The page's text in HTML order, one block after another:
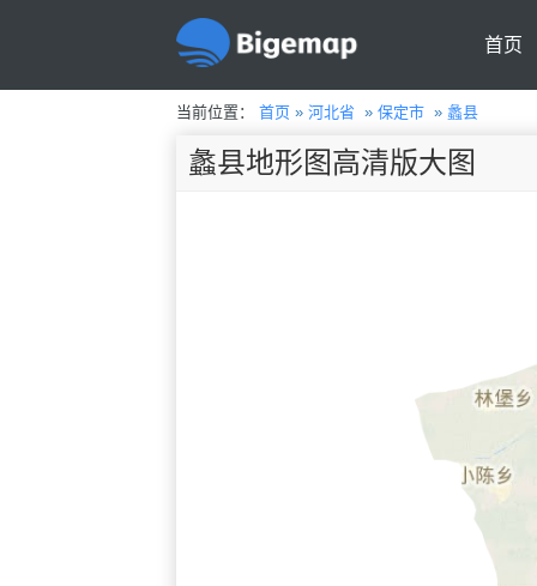
首页
当前位置： 首页» 河北省 » 保定市» 蠡县
蠡县地形图高清版大图